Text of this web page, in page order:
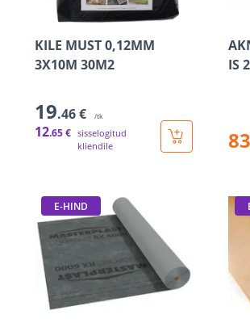
KILE MUST 0,12MM
3X10M 30M2
19.46 € /tk
12.65 € sisselogitud
kliendile
IS
83
E-HIND